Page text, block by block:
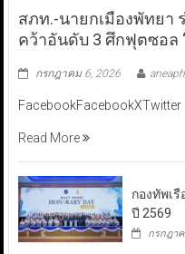
สภท.-นายกเมืองพัทยา
คว้าอันดับ 3 ศึกฟุตซอล
กรกฎาคม 6, 2026
FacebookFacebookXTwitter
Read More
กองทัพเ
ปี 2569
กรกฎาค